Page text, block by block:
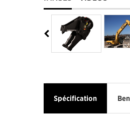
Spécification